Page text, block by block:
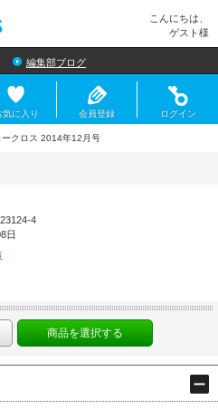
こんにちは、
ゲスト様
編集部ブログ
気に入り 会員登録 ログイン
ークロス 2014年12月号
4
日
商品を選択する